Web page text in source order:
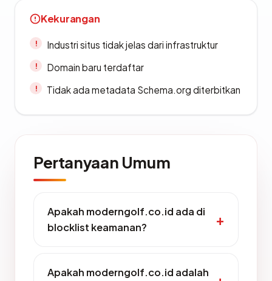
Kekurangan
Industri situs tidak jelas dari infrastruktur
Domain baru terdaftar
Tidak ada metadata Schema.org diterbitkan
Pertanyaan Umum
Apakah moderngolf.co.id ada di
blocklist keamanan?
Apakah moderngolf.co.id adalah